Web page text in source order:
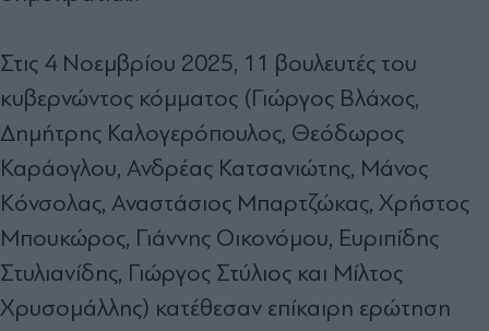
Στις 4 Νοεμβρίου 2025, 11 βουλευτές του
κυβερνώντος κόμματος (Γιώργος Βλάχος,
Δημήτρης Καλογερόπουλος, Θεόδωρος
Καράογλου, Ανδρέας Κατσανιώτης, Μάνος
Κόνσολας, Αναστάσιος Μπαρτζώκας, Χρήστος
Μπουκώρος, Γιάννης Οικονόμου, Ευριπίδης
Στυλιανίδης, Γιώργος Στύλιος και Μίλτος
Χρυσομάλλης) κατέθεσαν επίκαιρη ερώτηση